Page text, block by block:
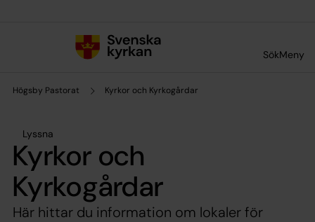
SökMeny
Högsby Pastorat Kyrkor och Kyrkogårdar
Lyssna
Kyrkor och
Kyrkogårdar
Här hittar du information om lokaler för